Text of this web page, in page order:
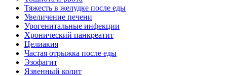
Тяжесть в желудке после еды
Увеличение печени
Урогенитальные инфекции
Хронический панкреатит
Целиакия
Частая отрыжка после еды
Эзофагит
Язвенный колит